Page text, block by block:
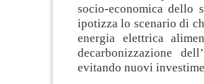
socio-economica dello
ipotizza lo scenario di
energia elettrica
decarbonizzazione
evitando nuovi